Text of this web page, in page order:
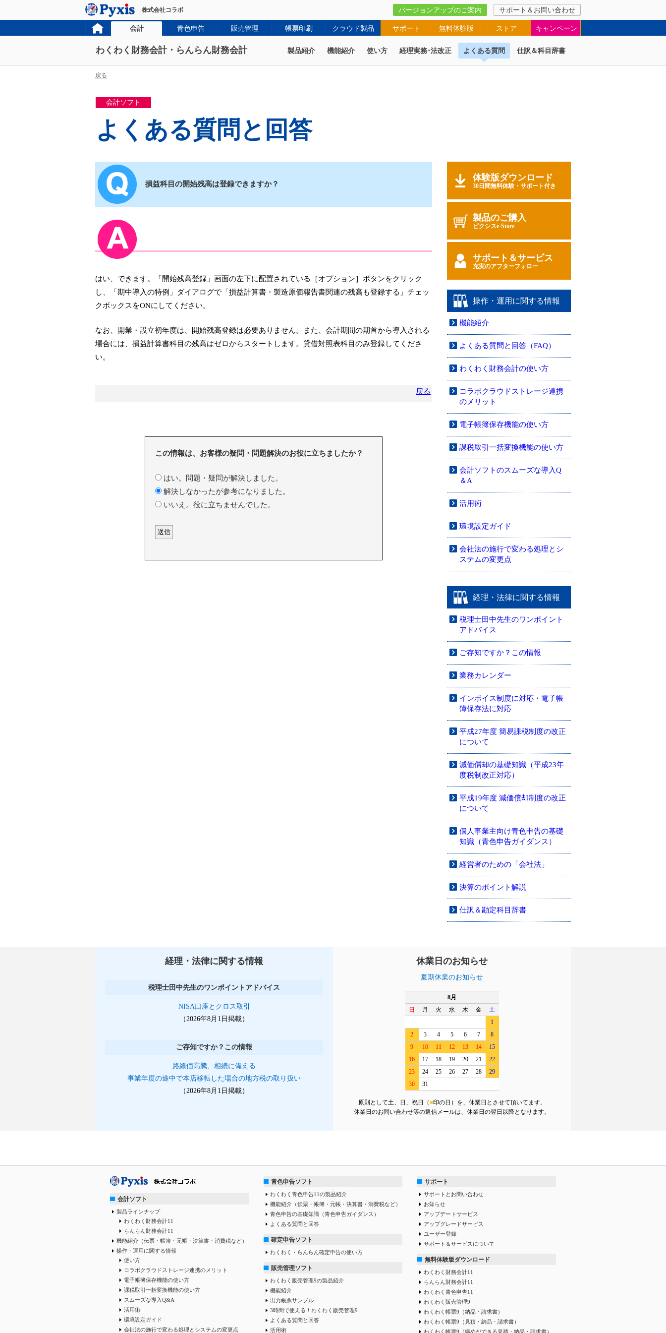
株式会社コラボ バージョンアップのご案内 サポート＆お問い合わせ
会計 青色申告 販売管理 帳票印刷 クラウド製品 サポート 無料体験版 ストア キャンペーン
わくわく財務会計・らんらん財務会計 製品紹介 機能紹介 使い方 経理実務･法改正 よくある質問 仕訳＆科目辞書
戻る
会計ソフト
よくある質問と回答
損益科目の開始残高は登録できますか？
はい、できます。「開始残高登録」画面の左下に配置されている［オプション］ボタンをクリック
し、「期中導入の特例」ダイアログで「損益計算書・製造原価報告書関連の残高も登録する」チェッ
クボックスをONにしてください。
なお、開業・設立初年度は、開始残高登録は必要ありません。また、会計期間の期首から導入される
場合には、損益計算書科目の残高はゼロからスタートします。貸借対照表科目のみ登録してくださ
い。
戻る
この情報は、お客様の疑問・問題解決のお役に立ちましたか？
はい。問題・疑問が解決しました。
解決しなかったが参考になりました。
いいえ。役に立ちませんでした。
体験版ダウンロード
30日間無料体験・サポート付き
製品のご購入
ピクシスe-Store
サポート＆サービス
充実のアフターフォロー
操作・運用に関する情報
機能紹介
よくある質問と回答（FAQ）
わくわく財務会計の使い方
コラボクラウドストレージ連携
のメリット
電子帳簿保存機能の使い方
課税取引一括変換機能の使い方
会計ソフトのスムーズな導入Q
＆A
活用術
環境設定ガイド
会社法の施行で変わる処理とシ
ステムの変更点
経理・法律に関する情報
税理士田中先生のワンポイント
アドバイス
ご存知ですか？この情報
業務カレンダー
インボイス制度に対応・電子帳
簿保存法に対応
平成27年度 簡易課税制度の改正
について
減価償却の基礎知識（平成23年
度税制改正対応）
平成19年度 減価償却制度の改正
について
個人事業主向け青色申告の基礎
知識（青色申告ガイダンス）
経営者のための「会社法」
決算のポイント解説
仕訳＆勘定科目辞書
経理・法律に関する情報
税理士田中先生のワンポイントアドバイス
NISA口座とクロス取引
（2026年8月1日掲載）
ご存知ですか？この情報
路線価高騰、相続に備える
事業年度の途中で本店移転した場合の地方税の取り扱い
（2026年8月1日掲載）
休業日のお知らせ
夏期休業のお知らせ
8月
日
月 火 水 木 金
土
1
2
3 4 5 6 7
8
9
10 11 12 13 14
15
16
17 18 19 20 21
22
23
24 25 26 27 28
29
30
31
原則として土、日、祝日（■印の日）を、休業日とさせて頂いてます。
休業日のお問い合わせ等の返信メールは、休業日の翌日以降となります。
会計ソフト
製品ラインナップ
わくわく財務会計11
らんらん財務会計11
機能紹介（伝票・帳簿・元帳・決算書・消費税など）
操作・運用に関する情報
使い方
コラボクラウドストレージ連携のメリット
電子帳簿保存機能の使い方
課税取引一括変換機能の使い方
スムーズな導入Q&A
活用術
環境設定ガイド
会社法の施行で変わる処理とシステムの変更点
青色申告ソフト
わくわく青色申告11の製品紹介
機能紹介（伝票・帳簿・元帳・決算書・消費税など）
青色申告の基礎知識（青色申告ガイダンス）
よくある質問と回答
確定申告ソフト
わくわく・らんらん確定申告の使い方
販売管理ソフト
わくわく販売管理9の製品紹介
機能紹介
出力帳票サンプル
3時間で使える！わくわく販売管理9
よくある質問と回答
活用術
サポート
サポートとお問い合わせ
お知らせ
アップデートサービス
アップグレードサービス
ユーザー登録
サポート＆サービスについて
無料体験版ダウンロード
わくわく財務会計11
らんらん財務会計11
わくわく青色申告11
わくわく販売管理9
わくわく帳票9（納品・請求書）
わくわく帳票9（見積・納品・請求書）
わくわく帳票9（締めができる見積・納品・請求書）